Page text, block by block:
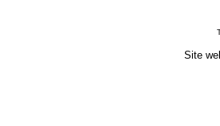
Site